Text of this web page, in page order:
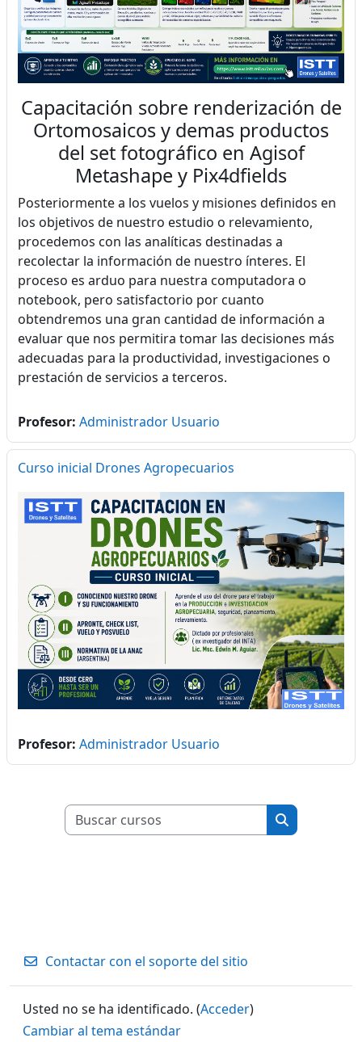
Capacitación sobre renderización de
Ortomosaicos y demas productos
del set fotográfico en Agisof
Metashape y Pix4dfields
Posteriormente a los vuelos y misiones definidos en
los objetivos de nuestro estudio o relevamiento,
procedemos con las analíticas destinadas a
recolectar la información de nuestro ínteres. El
proceso es arduo para nuestra computadora o
notebook, pero satisfactorio por cuanto
obtendremos una gran cantidad de información a
evaluar que nos permitira tomar las decisiones más
adecuadas para la productividad, investigaciones o
prestación de servicios a terceros.
Profesor: Administrador Usuario
Curso inicial Drones Agropecuarios
Profesor: Administrador Usuario
Buscar cursos
Buscar
Contactar con el soporte del sitio
Usted no se ha identificado. (Acceder)
Cambiar al tema estándar